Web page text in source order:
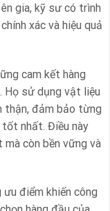
gia, kỹ sư có trình
xác và hiệu quả
cam kết hàng
Họ sử dụng vật liệu
thận, đảm bảo từng
nhất. Điều này
còn bền vững và
điểm khiến công